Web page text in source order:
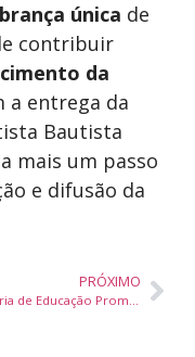
única de
contribuir
da
a entrega da
Bautista
mais um passo
e difusão da
PRÓXIMO
Secretaria de Educação Promove Formação Continuada para Professores em Projetos Educacionais